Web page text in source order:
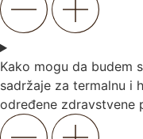
Kako mogu da budem
sadržaje za termalnu i
određene zdravstvene